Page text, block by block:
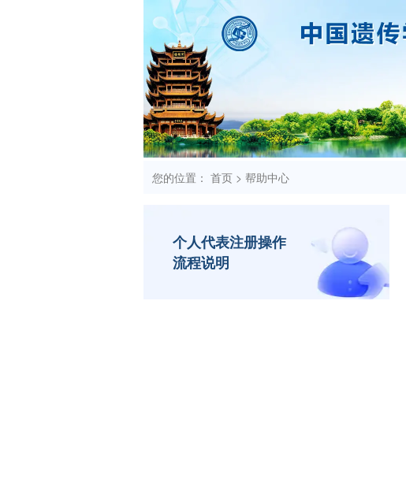
您的位置： 首页 > 帮助中心
个人代表注册操作
流程说明